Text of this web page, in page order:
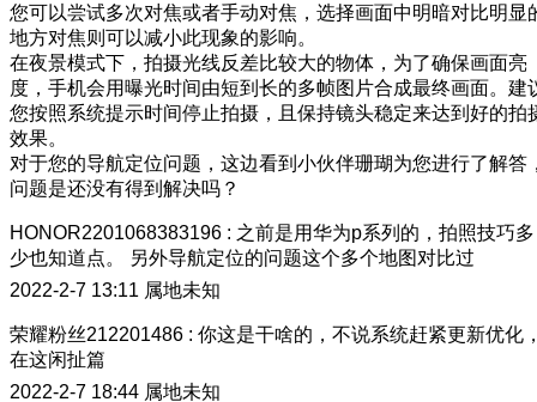
您可以尝试多次对焦或者手动对焦，选择画面中明暗对比明显
地方对焦则可以减小此现象的影响。
在夜景模式下，拍摄光线反差比较大的物体，为了确保画面亮
度，手机会用曝光时间由短到长的多帧图片合成最终画面。建
您按照系统提示时间停止拍摄，且保持镜头稳定来达到好的拍
效果。
对于您的导航定位问题，这边看到小伙伴珊瑚为您进行了解答
问题是还没有得到解决吗？
HONOR2201068383196 : 之前是用华为p系列的，拍照技巧多
少也知道点。 另外导航定位的问题这个多个地图对比过
2022-2-7 13:11 属地未知
荣耀粉丝212201486 : 你这是干啥的，不说系统赶紧更新优化
在这闲扯篇
2022-2-7 18:44 属地未知